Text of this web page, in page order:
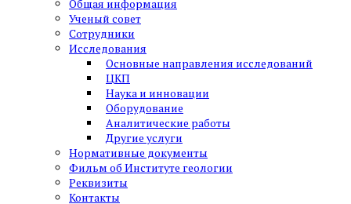
Общая информация
Ученый совет
Сотрудники
Исследования
Основные направления исследований
ЦКП
Наука и инновации
Оборудование
Аналитические работы
Другие услуги
Нормативные документы
Фильм об Институте геологии
Реквизиты
Контакты